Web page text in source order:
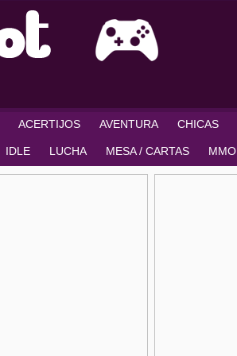
ACERTIJOS AVENTURA CHICAS
IDLE LUCHA MESA / CARTAS MMO